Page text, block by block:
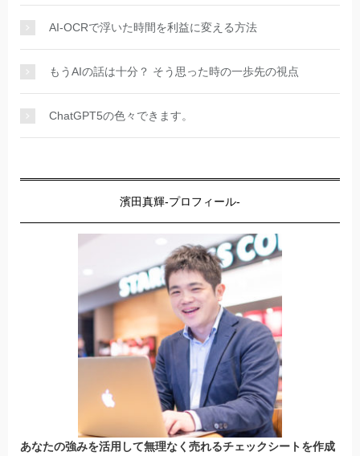
AI-OCRで浮いた時間を利益に変える方法
もうAIの話は十分？ そう思った時の一歩先の視点
ChatGPT5の色々できます。
濱田真輝-プロフィール-
あなたの強みを活用して無理なく売れるチェックシートを作成